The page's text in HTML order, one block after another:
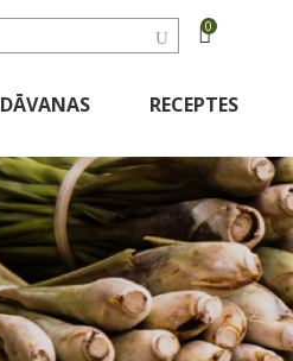
0
DĀVANAS RECEPTES